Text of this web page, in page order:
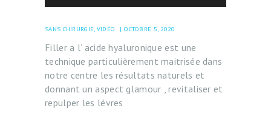
SANS CHIRURGIE, VIDÉO OCTOBRE 5, 2020
Filler a l’ acide hyaluronique est une
technique particulièrement maitrisée dans
notre centre les résultats naturels et
donnant un aspect glamour , revitaliser et
repulper les lévres